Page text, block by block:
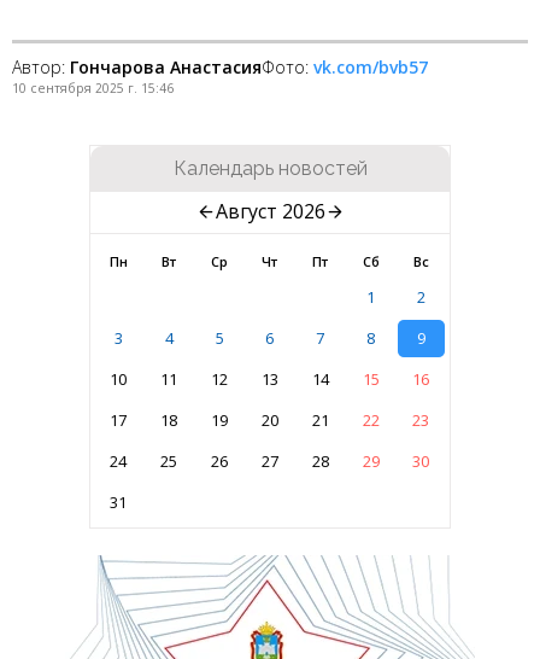
Автор: Гончарова АнастасияФото: vk.com/bvb57
10 сентября 2025 г. 15:46
Календарь новостей
Август 2026
Пн Вт Ср Чт Пт Сб Вс
1
2
3
4 5 6 7 8
9
10
11 12 13 14 15
16
17
18 19 20 21 22
23
24
25 26 27 28 29
30
31